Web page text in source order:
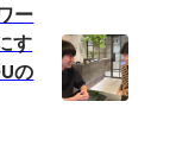
ー
す
の